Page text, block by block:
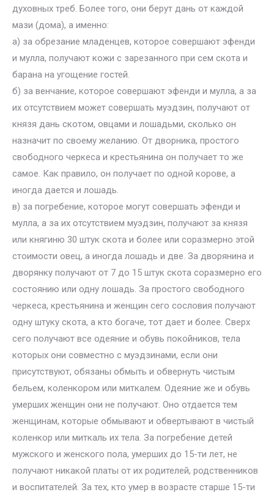
духовных треб. Более того, они берут дань от каждой
мази (дома), а именно:
а) за обрезание младенцев, которое совершают эфенди
и мулла, получают кожи с зарезанного при сем скота и
барана на угощение гостей.
б) за венчание, которое совершают эфенди и мулла, а за
их отсутствием может совершать муэдзин, получают от
князя дань скотом, овцами и лошадьми, сколько он
назначит по своему желанию. От дворника, простого
свободного черкеса и крестьянина он получает то же
самое. Как правило, он получает по одной корове, а
иногда дается и лошадь.
в) за погребение, которое могут совершать эфенди и
мулла, а за их отсутствием муэдзин, получают за князя
или княгиню 30 штук скота и более или соразмерно этой
стоимости овец, а иногда лошадь и две. За дворянина и
дворянку получают от 7 до 15 штук скота соразмерно его
состоянию или одну лошадь. За простого свободного
черкеса, крестьянина и женщин сего сословия получают
одну штуку скота, а кто богаче, тот дает и более. Сверх
сего получают все одеяние и обувь покойников, тела
которых они совместно с муэдзинами, если они
присутствуют, обязаны обмыть и обвернуть чистым
бельем, коленкором или миткалем. Одеяние же и обувь
умерших женщин они не получают. Оно отдается тем
женщинам, которые обмывают и обвертывают в чистый
коленкор или миткаль их тела. За погребение детей
мужского и женского пола, умерших до 15-ти лет, не
получают никакой платы от их родителей, родственников
и воспитателей. За тех, кто умер в возрасте старше 15-ти